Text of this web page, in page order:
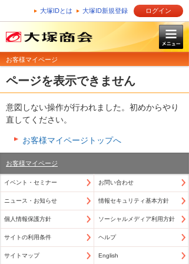
大塚IDとは 大塚ID新規登録 ログイン
お客様マイページ
ページを表示できません
意図しない操作が行われました。初めからやり
直してください。
お客様マイページトップへ
お客様マイページ
イベント・セミナー お問い合わせ
ニュース・お知らせ 情報セキュリティ基本方針
個人情報保護方針 ソーシャルメディア利用方針
サイトの利用条件 ヘルプ
サイトマップ English